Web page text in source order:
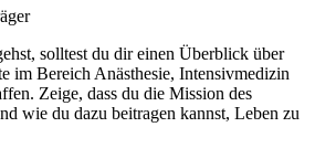
solltest du dir einen Überblick über
im Bereich Anästhesie, Intensivmedizin
Zeige, dass du die Mission des
wie du dazu beitragen kannst, Leben zu